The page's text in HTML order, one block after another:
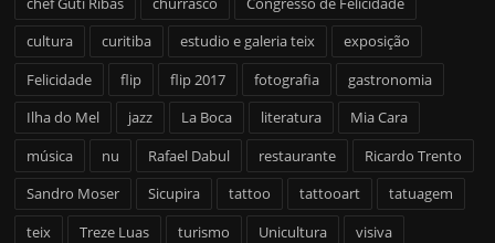
cultura
curitiba estudio e galeria teix
exposição
Felicidade
flip flip 2017 fotografia
gastronomia
Ilha do Mel
jazz La Boca literatura
Mia Cara
música
nu Rafael Dabul restaurante
Ricardo Trento
Sandro Moser
Sicupira tattoo tattooart
tatuagem
teix
Treze Luas turismo Unicultura
visiva